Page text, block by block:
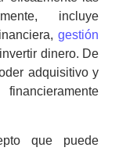
incluye
gestión
dinero. De
adquisitivo y
que puede